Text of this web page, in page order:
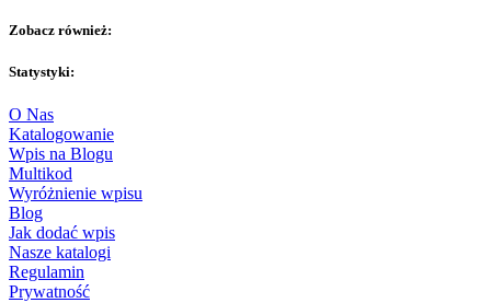
Zobacz również:
Statystyki:
O Nas
Katalogowanie
Wpis na Blogu
Multikod
Wyróżnienie wpisu
Blog
Jak dodać wpis
Nasze katalogi
Regulamin
Prywatność